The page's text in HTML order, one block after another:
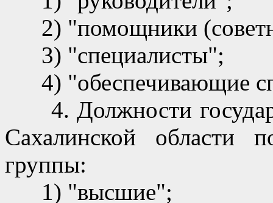
2) "помощники
3) "специалисты";
4) "обеспечивающие
4. Должности
Сахалинской области
группы:
1) "высшие";